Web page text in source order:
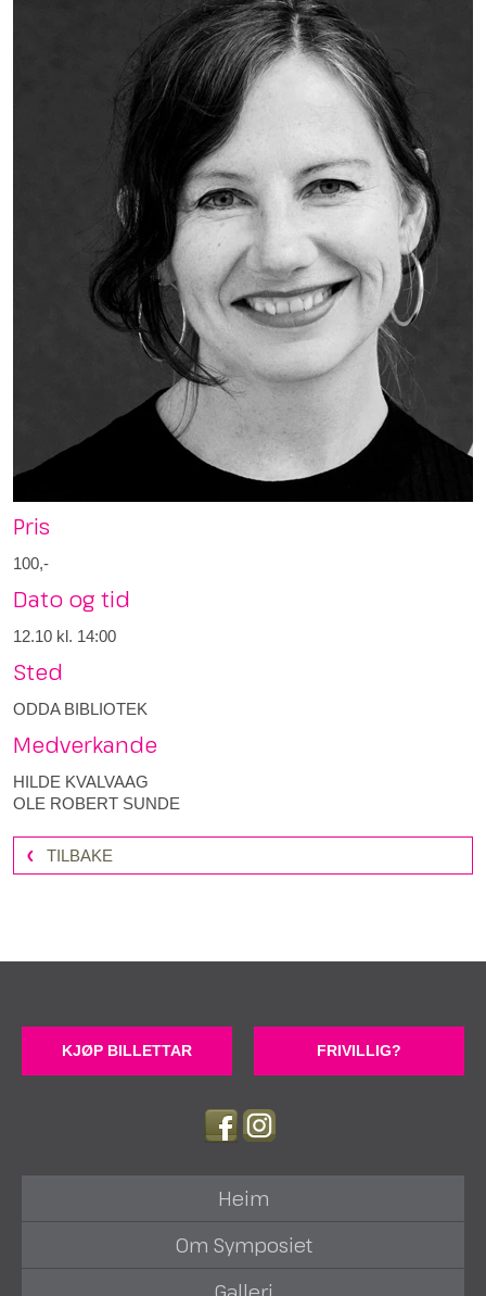
Pris
100,-
Dato og tid
12.10 kl. 14:00
Sted
ODDA BIBLIOTEK
Medverkande
HILDE KVALVAAG
OLE ROBERT SUNDE
TILBAKE
KJØP BILLETTAR FRIVILLIG?
Heim
Om Symposiet